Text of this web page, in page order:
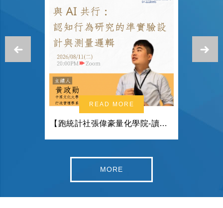
Previous
READ MORE
【跑統計社張偉豪量化學院-讀書會預告：與 AI 共行：認知行為研究的準實驗設計與測量邏輯】
MORE